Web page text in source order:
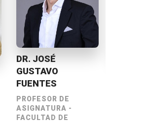
DRA. ELIZABETH
GUEVARA
PROFESOR DE
PLANTA - FACULTAD